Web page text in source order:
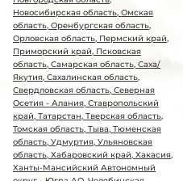
Новосибирская область, Омская
область, Оренбургская область,
Орловская область, Пермский край,
Приморский край, Псковская
область, Самарская область, Саха/
Якутия, Сахалинская область,
Свердловская область, Северная
Осетия - Алания, Ставропольский
край, Татарстан, Тверская область,
Томская область, Тыва, Тюменская
область, Удмуртия, Ульяновская
область, Хабаровский край, Хакасия,
Ханты-Мансийский Автономный